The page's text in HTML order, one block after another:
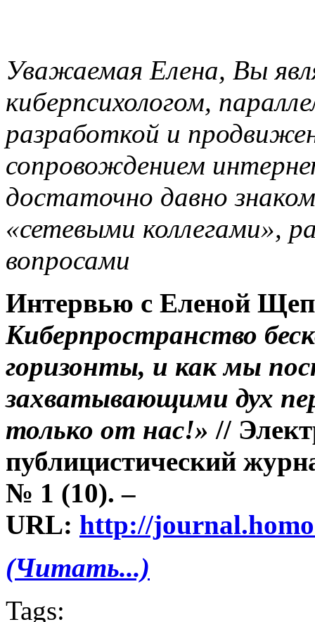
Уважаемая Елена, Вы
киберпсихологом,
разработкой и
сопровождением
достаточно давно
«сетевыми коллегами»,
вопросами
Интервью с Еленой
Киберпространство
горизонты, и как мы
захватывающими дух
только от нас!» //
публицистический
№ 1 (10). –
URL: http://
(Читать...)
Tags: